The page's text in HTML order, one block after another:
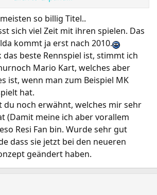
sooo in Sicht. Zumindest hab ich nix
Aktuell" gelesen. Stattdessen fast
über nen Kracher für PS3 oder
so billig Titel..
sich viel Zeit mit ihren spielen. Das
kommt ja erst nach 2010.
das beste Rennspiel ist, stimmt ich
Mario Kart, welches aber
ist, wenn man zum Beispiel MK
hat.
du noch erwähnt, welches mir sehr
(Damit meine ich aber vorallem
Resi Fan bin. Wurde sehr gut
dass sie jetzt bei den neueren
geändert haben.